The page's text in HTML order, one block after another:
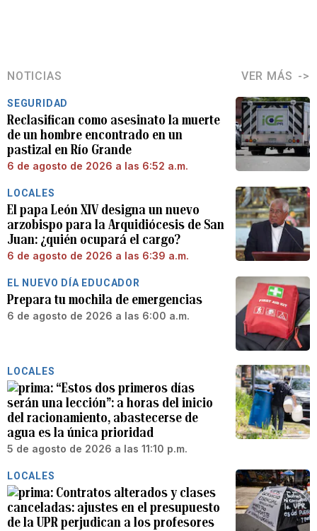
NOTICIAS VER MÁS
SEGURIDAD
Reclasifican como asesinato la muerte
de un hombre encontrado en un
pastizal en Río Grande
6 de agosto de 2026 a las 6:52 a.m.
LOCALES
El papa León XIV designa un nuevo
arzobispo para la Arquidiócesis de San
Juan: ¿quién ocupará el cargo?
6 de agosto de 2026 a las 6:39 a.m.
EL NUEVO DÍA EDUCADOR
Prepara tu mochila de emergencias
6 de agosto de 2026 a las 6:00 a.m.
LOCALES
“Estos dos primeros días
serán una lección”: a horas del inicio
del racionamiento, abastecerse de
agua es la única prioridad
5 de agosto de 2026 a las 11:10 p.m.
LOCALES
Contratos alterados y clases
canceladas: ajustes en el presupuesto
de la UPR perjudican a los profesores